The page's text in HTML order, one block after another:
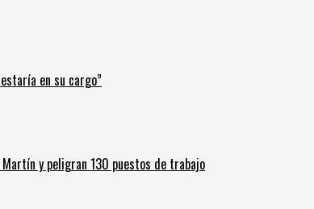
en su cargo”
y peligran 130 puestos de trabajo